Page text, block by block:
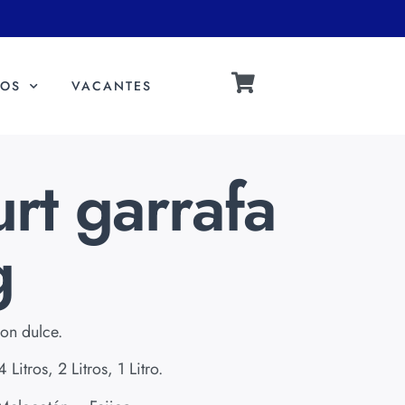
VACANTES
garrafa
dulce.
Litros, 2 Litros, 1 Litro.